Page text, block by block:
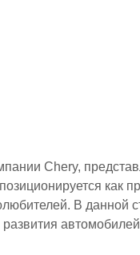
Chery,
как
В данной